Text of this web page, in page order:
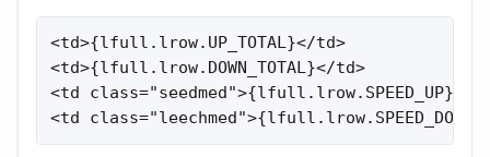
<td>{lfull.lrow.UP_TOTAL}</td>
<td>{lfull.lrow.DOWN_TOTAL}</td>
<td class="seedmed">{lfull.lrow.SPEED_UP}</
<td